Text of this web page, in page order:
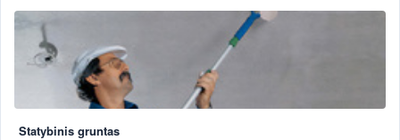
Statybinis gruntas